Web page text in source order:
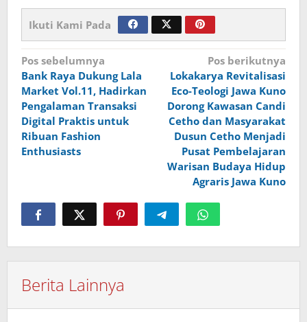
Ikuti Kami Pada
Navigasi
pos
Pos sebelumnya
Bank Raya Dukung Lala
Market Vol.11, Hadirkan
Pengalaman Transaksi
Digital Praktis untuk
Ribuan Fashion
Enthusiasts
Pos berikutnya
Lokakarya Revitalisasi
Eco-Teologi Jawa Kuno
Dorong Kawasan Candi
Cetho dan Masyarakat
Dusun Cetho Menjadi
Pusat Pembelajaran
Warisan Budaya Hidup
Agraris Jawa Kuno
Berita Lainnya